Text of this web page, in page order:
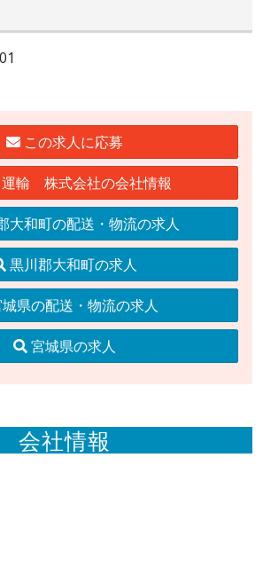
この求人に応募
輸 株式会社の会社情報
大和町の配送・物流の求人
黒川郡大和町の求人
県の配送・物流の求人
宮城県の求人
会社情報